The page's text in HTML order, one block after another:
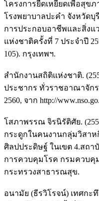
โครงการยืดเหยียดเพื่อสุข
โรงพยาบาลปะคำ จังหวัด
การประกอบอาชีพและสิ่งแ
แห่งชาติครั้งที่ 7 ประจำปี
105). กรุงเทพฯ.
สำนักงานสถิติแห่งชาติ.
ประชากร ทั่วราชอาณาจักร
2560, จาก http://
โสภาพรรณ จิรนิรัติศัย.
กระดูกในคนงานกลุ่มวิสา
ศิลปประดิษฐ์ ในเขต 4.สถ
การควบคุมโรค กรมควบคุ
กระทรวงสาธารณสุข.
อนามัย (ธีรวิโรจน์) เทศกะ